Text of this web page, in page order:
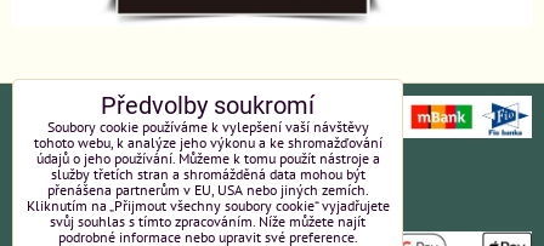
Ochrana osobních údajů
Platební údaje
Obchodní podmínky
Reklamace
Předvolby soukromí
Soubory cookie používáme k vylepšení vaší návštěvy
tohoto webu, k analýze jeho výkonu a ke shromažďování
údajů o jeho používání. Můžeme k tomu použít nástroje a
služby třetích stran a shromážděná data mohou být
přenášena partnerům v EU, USA nebo jiných zemích.
Kliknutím na „Přijmout všechny soubory cookie“ vyjadřujete
svůj souhlas s tímto zpracováním. Níže můžete najít
podrobné informace nebo upravit své preference.